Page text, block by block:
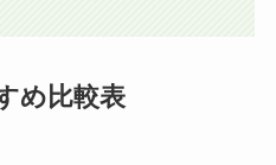
め比較表